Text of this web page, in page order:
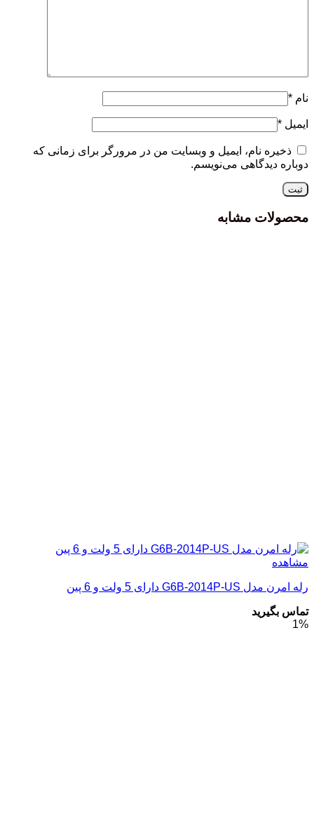
نام *
ایمیل *
ذخیره نام، ایمیل و وبسایت من در مرورگر برای زمانی که
دوباره دیدگاهی می‌نویسم.
محصولات مشابه
مشاهده
رله امرن مدل G6B-2014P-US دارای 5 ولت و 6 پین
تماس بگیرید
1%